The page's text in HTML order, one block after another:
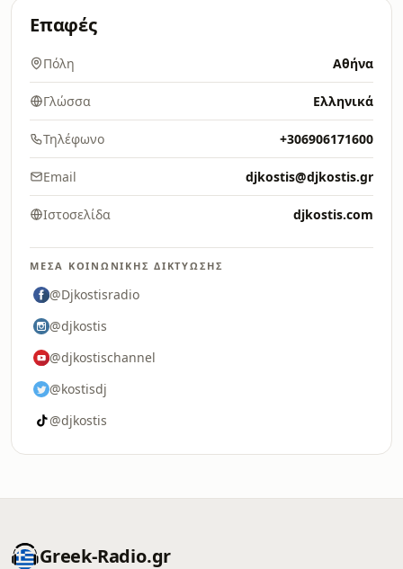
Επαφές
Πόλη Αθήνα
Γλώσσα Ελληνικά
Τηλέφωνο +306906171600
Email djkostis@djkostis.gr
Ιστοσελίδα djkostis.com
ΜΈΣΑ ΚΟΙΝΩΝΙΚΉΣ ΔΙΚΤΎΩΣΗΣ
@Djkostisradio
@djkostis
@djkostischannel
@kostisdj
@djkostis
Greek-Radio.gr